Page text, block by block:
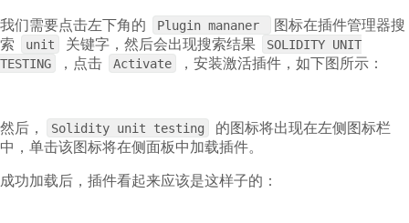
我们需要点击左下角的 Plugin mananer
图标在插件管理器搜
索
unit 关键字，然后会出现搜索结果
SOLIDITY UNIT
TESTING
，点击 Activate ，安装激活插件，如下图所示：
然后， Solidity unit testing
的图标将出现在左侧图标栏
中，单击该图标将在侧面板中加载插件。
成功加载后，插件看起来应该是这样子的：